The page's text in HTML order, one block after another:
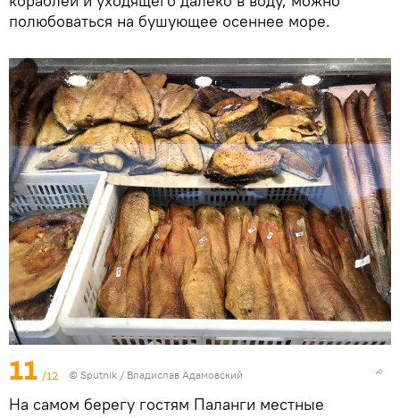
полюбоваться на бушующее осеннее море.
11 /12 © Sputnik / Владислав Адамовский
На самом берегу гостям Паланги местные